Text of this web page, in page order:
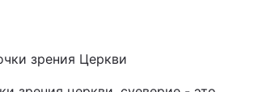
зрения Церкви